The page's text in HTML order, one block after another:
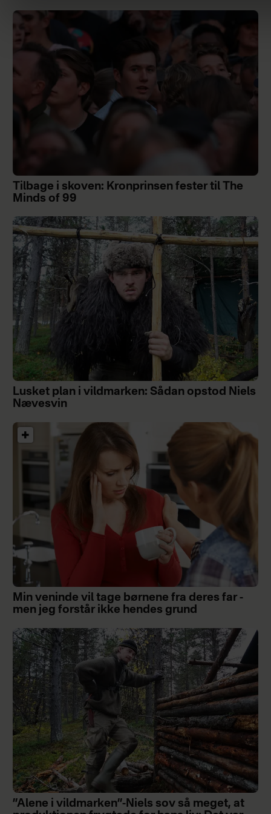
Tilbage i skoven: Kronprinsen fester til The
Minds of 99
Lusket plan i vildmarken: Sådan opstod Niels
Nævesvin
Min veninde vil tage børnene fra deres far -
men jeg forstår ikke hendes grund
”Alene i vildmarken”-Niels sov så meget, at